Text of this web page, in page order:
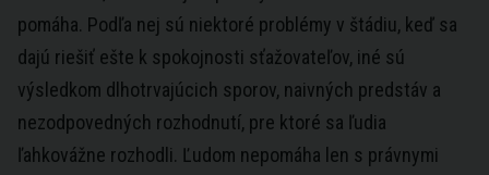
pomáha. Podľa nej sú niektoré problémy v štádiu, keď sa
dajú riešiť ešte k spokojnosti sťažovateľov, iné sú
výsledkom dlhotrvajúcich sporov, naivných predstáv a
nezodpovedných rozhodnutí, pre ktoré sa ľudia
ľahkovážne rozhodli. Ľudom nepomáha len s právnymi